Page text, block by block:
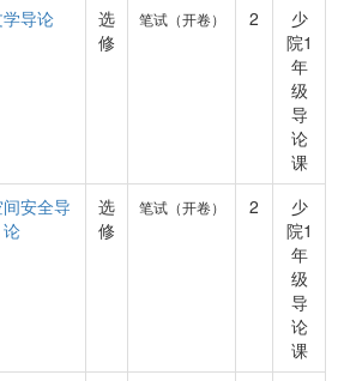
导论
选
修
笔试（开卷） 2
少
院1
年
级
导
论
课
安全导
论
选
修
笔试（开卷） 2
少
院1
年
级
导
论
课